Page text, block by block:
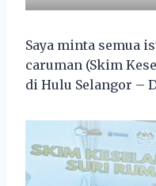
Saya minta semua
caruman (Skim
di Hulu Selangor –